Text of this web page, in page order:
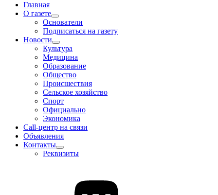
Главная
О газете
Основатели
Подписаться на газету
Новости
Культура
Медицина
Образование
Общество
Происшествия
Сельское хозяйство
Спорт
Официально
Экономика
Call-центр на связи
Объявления
Контакты
Реквизиты